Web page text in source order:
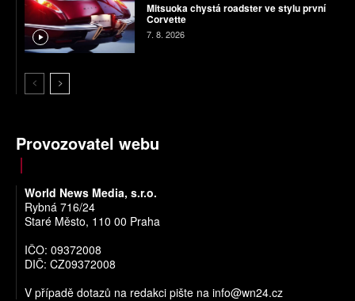
Mitsuoka chystá roadster ve stylu první
Corvette
7. 8. 2026
Provozovatel webu
World News Media, s.r.o.
Rybná 716/24
Staré Město, 110 00 Praha
IČO: 09372008
DIČ: CZ09372008
V případě dotazů na redakci pište na info@wn24.cz